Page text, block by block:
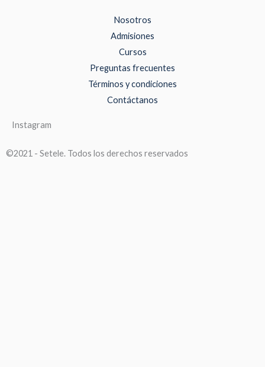
Nosotros
Admisiones
Cursos
Preguntas frecuentes
Términos y condiciones
Contáctanos
Instagram
©2021 - Setele. Todos los derechos reservados